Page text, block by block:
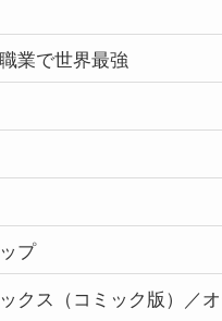
業で世界最強
プ
クス（コミック版）／